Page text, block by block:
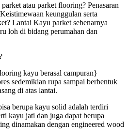
atau parket flooring? Penasaran
keunggulan serta
Lantai Kayu parket sebenarnya
loh di bidang perumahan dan
kayu berasal campuran}
sedemikian rupa sampai berbentuk
di atas lantai.
berupa kayu solid adalah terdiri
kayu jati dan juga dapat berupa
dinamakan dengan engineered wood